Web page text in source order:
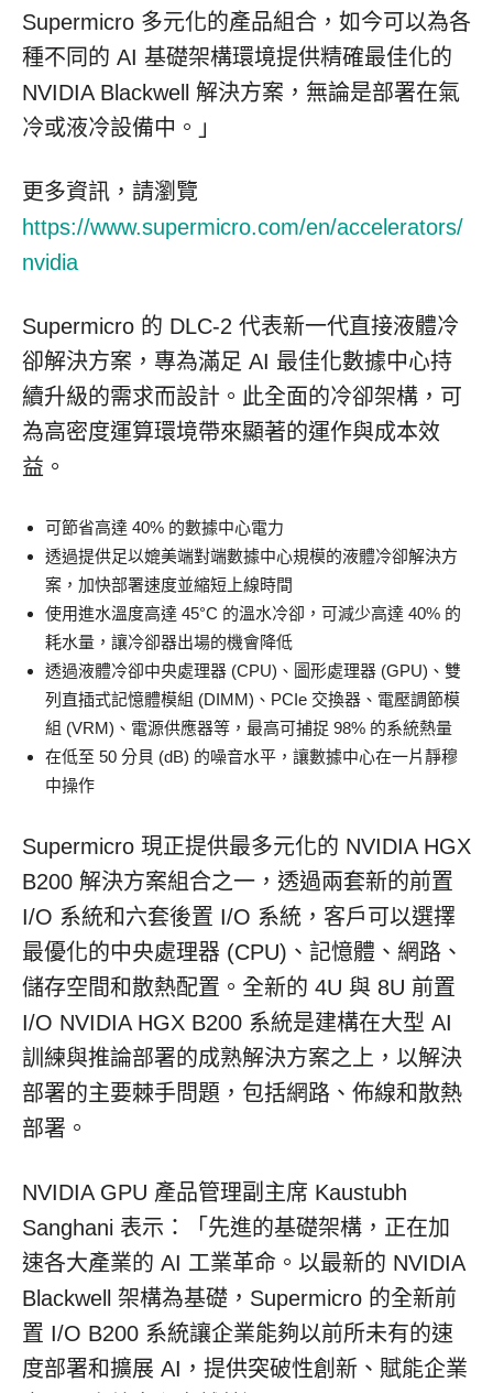
Supermicro 多元化的產品組合，如今可以為各
種不同的 AI 基礎架構環境提供精確最佳化的
NVIDIA Blackwell 解決方案，無論是部署在氣
冷或液冷設備中。」
更多資訊，請瀏覽
https://www.supermicro.com/en/accelerators/
nvidia
Supermicro 的 DLC-2 代表新一代直接液體冷
卻解決方案，專為滿足 AI 最佳化數據中心持
續升級的需求而設計。此全面的冷卻架構，可
為高密度運算環境帶來顯著的運作與成本效
益。
可節省高達 40% 的數據中心電力
透過提供足以媲美端對端數據中心規模的液體冷卻解決方
案，加快部署速度並縮短上線時間
使用進水溫度高達 45°C 的溫水冷卻，可減少高達 40% 的
耗水量，讓冷卻器出場的機會降低
透過液體冷卻中央處理器 (CPU)、圖形處理器 (GPU)、雙
列直插式記憶體模組 (DIMM)、PCIe 交換器、電壓調節模
組 (VRM)、電源供應器等，最高可捕捉 98% 的系統熱量
在低至 50 分貝 (dB) 的噪音水平，讓數據中心在一片靜穆
中操作
Supermicro 現正提供最多元化的 NVIDIA HGX
B200 解決方案組合之一，透過兩套新的前置
I/O 系統和六套後置 I/O 系統，客戶可以選擇
最優化的中央處理器 (CPU)、記憶體、網路、
儲存空間和散熱配置。全新的 4U 與 8U 前置
I/O NVIDIA HGX B200 系統是建構在大型 AI
訓練與推論部署的成熟解決方案之上，以解決
部署的主要棘手問題，包括網路、佈線和散熱
部署。
NVIDIA GPU 產品管理副主席 Kaustubh
Sanghani 表示：「先進的基礎架構，正在加
速各大產業的 AI 工業革命。以最新的 NVIDIA
Blackwell 架構為基礎，Supermicro 的全新前
置 I/O B200 系統讓企業能夠以前所未有的速
度部署和擴展 AI，提供突破性創新、賦能企業